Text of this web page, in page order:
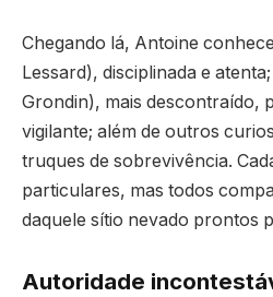
Chegando lá, Antoine
Lessard), disciplinada e
Grondin), mais descontraído,
vigilante; além de outros
truques de sobrevivência.
particulares, mas todos
daquele sítio nevado prontos
Autoridade